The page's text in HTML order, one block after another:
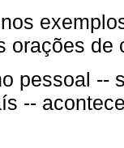
orações
pessoal --
--